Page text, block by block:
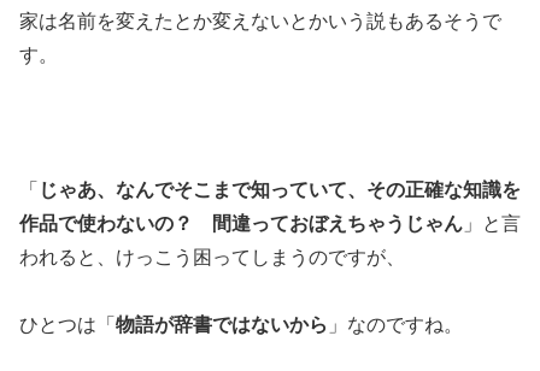
家は名前を変えたとか変えないとかいう説もあるそうで
す。
「 じゃあ、なんでそこまで知っていて、その正確な知識を
作品で使わないの？ 間違っておぼえちゃうじゃん 」と言
われると、けっこう困ってしまうのですが、
ひとつは「 物語が辞書ではないから 」なのですね。